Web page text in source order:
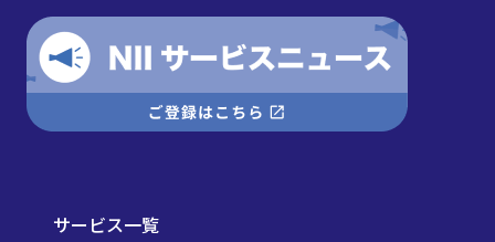
サービス一覧